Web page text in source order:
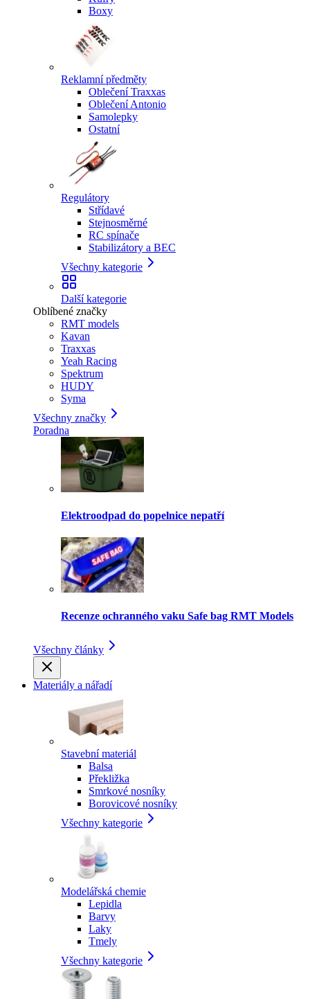
Boxy
Reklamní předměty
Oblečení Traxxas
Oblečení Antonio
Samolepky
Ostatní
Regulátory
Střídavé
Stejnosměrné
RC spínače
Stabilizátory a BEC
Všechny kategorie
Další kategorie
Oblíbené značky
RMT models
Kavan
Traxxas
Yeah Racing
Spektrum
HUDY
Syma
Všechny značky
Poradna
Elektroodpad do popelnice nepatří
Recenze ochranného vaku Safe bag RMT Models
Všechny články
Materiály a nářadí
Stavební materiál
Balsa
Překližka
Smrkové nosníky
Borovicové nosníky
Všechny kategorie
Modelářská chemie
Lepidla
Barvy
Laky
Tmely
Všechny kategorie